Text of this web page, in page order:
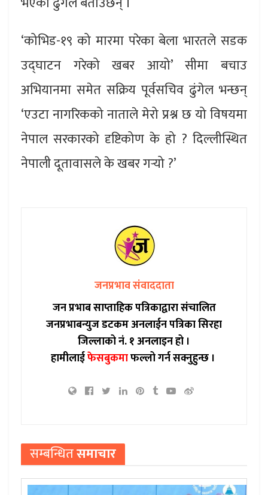
‘कोभिड-१९ को मारमा परेका बेला भारतले सडक
उद्घाटन गरेको खबर आयो’ सीमा बचाउ
अभियानमा समेत सक्रिय पूर्वसचिव ढुंगेल भन्छन्
‘एउटा नागरिकको नाताले मेरो प्रश्न छ यो विषयमा
नेपाल सरकारको दृष्टिकोण के हो ? दिल्लीस्थित
नेपाली दूतावासले के खबर गर्‍यो ?’
जनप्रभाव संवाददाता
जन प्रभाब साप्ताहिक पत्रिकाद्वारा संचालित
जनप्रभाबन्युज डटकम अनलाईन पत्रिका सिरहा
जिल्लाको नं. १ अनलाइन हो ।
हामीलाईफेसबुकमाफल्लो गर्न सक्नुहुन्छ ।
सम्बन्धितसमाचार